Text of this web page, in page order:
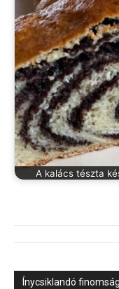
A kalács tészta
Ínycsiklandó